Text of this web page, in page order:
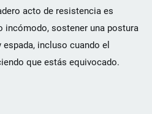
acto de resistencia es
incómodo, sostener una postura
incluso cuando el
que estás equivocado.